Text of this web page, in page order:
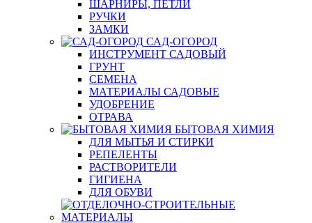
ШАРНИРЫ, ПЕТЛИ
РУЧКИ
ЗАМКИ
САД-ОГОРОД
ИНСТРУМЕНТ САДОВЫЙ
ГРУНТ
СЕМЕНА
МАТЕРИАЛЫ САДОВЫЕ
УДОБРЕНИЕ
ОТРАВА
БЫТОВАЯ ХИМИЯ
ДЛЯ МЫТЬЯ И СТИРКИ
РЕПЕЛЕНТЫ
РАСТВОРИТЕЛИ
ГИГИЕНА
ДЛЯ ОБУВИ